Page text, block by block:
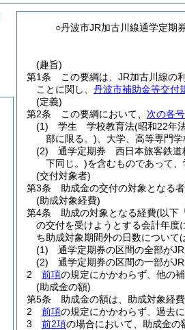
○丹波市JR加古川線通学定期
(趣旨)
第1条
この要綱は、JR加古川線の
ことに関し、 丹波市補助金等交付
(定義)
第2条
この要綱において、 次の各号
(1)
学生 学校教育法(昭和22年
部に限る。) 、大学、高等専門
(2)
通学定期券 西日本旅客鉄道
下同じ。)を含むものであって、
(交付対象者)
第3条
助成金の交付の対象となる者
(助成対象経費)
第4条
助成の対象となる経費(以下
の交付を受けようとする会計年度
ち助成対象期間外の日数について
(1)
通学定期券の区間の全部が
(2)
通学定期券の区間の一部が
2
前項の規定にかかわらず、他の
(助成金の額)
第5条
助成金の額は、助成対象経
2
前項の規定にかかわらず、過去
3
前2項の場合において、助成金の